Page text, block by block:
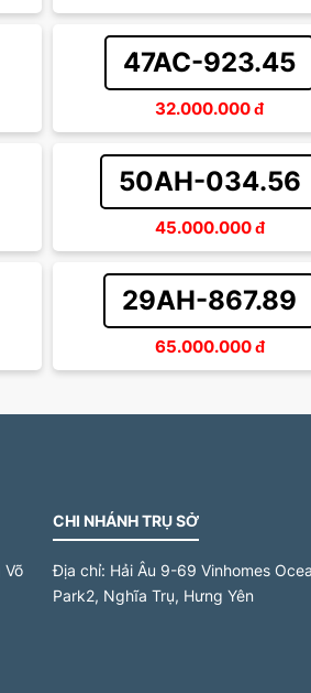
47AC-923.45
32.000.000đ
50AH-034.56
45.000.000đ
29AH-867.89
65.000.000đ
Võ
CHI NHÁNH TRỤ SỞ
Địa chỉ: Hải Âu 9-69 Vinhomes
Park2, Nghĩa Trụ, Hưng Yên